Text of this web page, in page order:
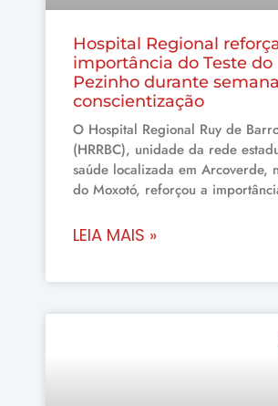
Hospital Regional
importância do Teste do
Pezinho durante
conscientização
O Hospital Regional Ruy de
(HRRBC), unidade da rede
saúde localizada em Arcoverde,
do Moxotó, reforçou a
LEIA MAIS »